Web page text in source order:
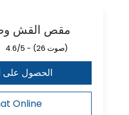
مقص القش
4.6/5 - (26 صوت)
الحصول على
Online